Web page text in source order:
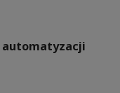
automatyzacji